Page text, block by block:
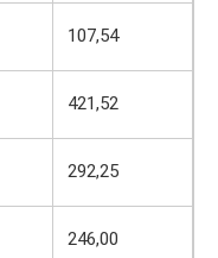
107,54
421,52
292,25
246,00